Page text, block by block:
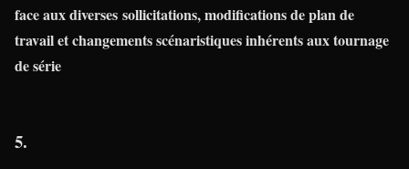
face aux diverses sollicitations, modifications de plan de
travail et changements scénaristiques inhérents aux tournage
de série
5.